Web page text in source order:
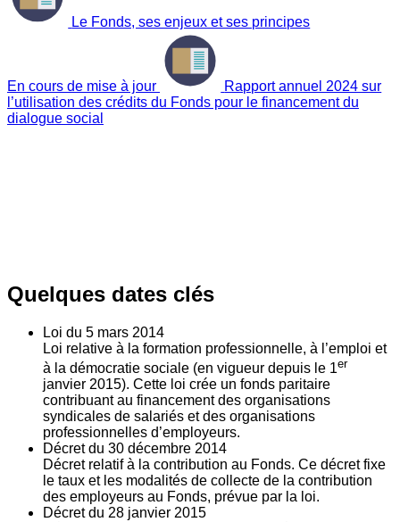
Le Fonds, ses enjeux et ses principes
En cours de mise à jour
Rapport annuel 2024 sur
l’utilisation des crédits du Fonds pour le financement du
dialogue social
Quelques dates clés
Loi du 5 mars 2014
Loi relative à la formation professionnelle, à l’emploi et
à la démocratie sociale (en vigueur depuis le 1er
janvier 2015). Cette loi crée un fonds paritaire
contribuant au financement des organisations
syndicales de salariés et des organisations
professionnelles d’employeurs.
Décret du 30 décembre 2014
Décret relatif à la contribution au Fonds. Ce décret fixe
le taux et les modalités de collecte de la contribution
des employeurs au Fonds, prévue par la loi.
Décret du 28 janvier 2015